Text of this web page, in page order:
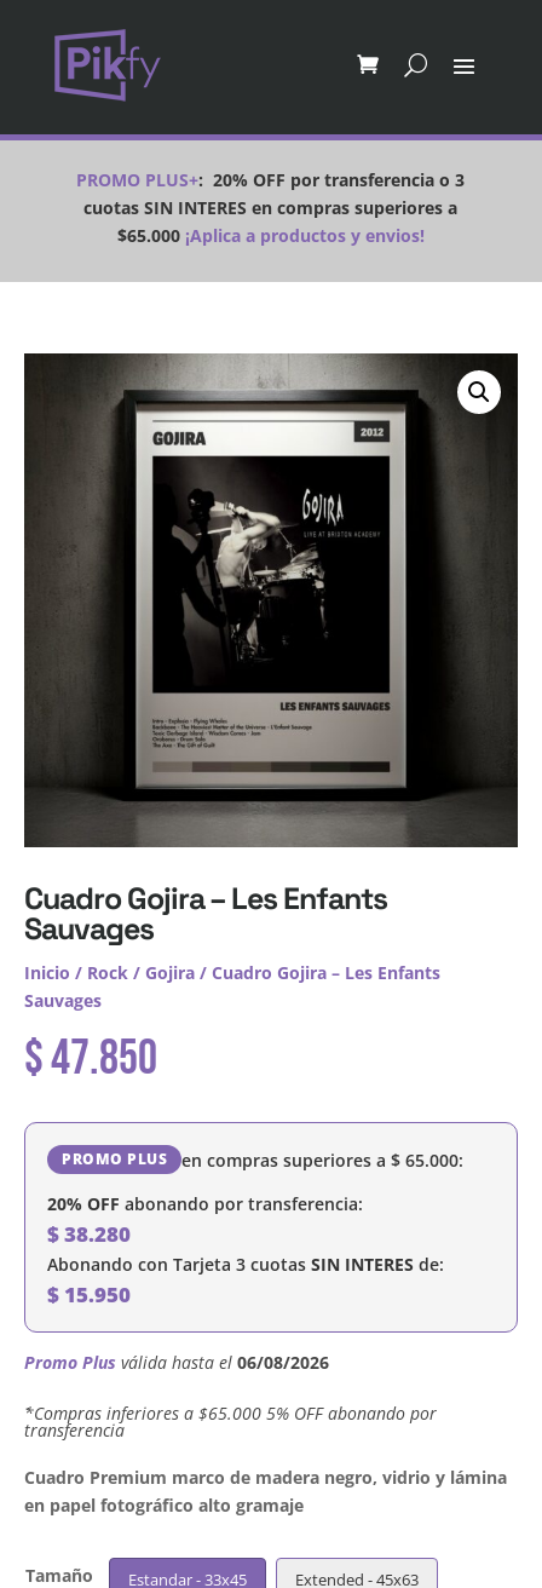
PROMO PLUS+:20% OFF por transferencia o 3
cuotas SIN INTERES en compras superiores a
$65.000¡Aplica a productos y envios!
Cuadro Gojira – Les Enfants
Sauvages
Inicio / Rock / Gojira / Cuadro Gojira – Les Enfants
Sauvages
$47.850
PROMO PLUS en compras superiores a $ 65.000:
20% OFF abonando por transferencia:
$38.280
Abonando con Tarjeta 3 cuotas SIN INTERES de:
$ 15.950
Promo Plus válida hasta el 06/08/2026
´*Compras inferiores a $65.000 5% OFF abonando por
transferencia
Cuadro Premium marco de madera negro, vidrio y lámina
en papel fotográfico alto gramaje
Tamaño Estandar - 33x45 Extended - 45x63